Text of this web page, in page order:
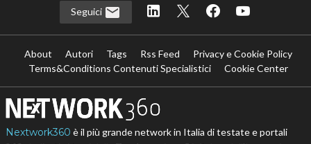
Seguici
About Autori Tags Rss Feed
Privacy e Cookie Policy
Terms&Conditions Contenuti Specialistici
Cookie Center
Nextwork360 è il più grande network in Italia di testate e portali